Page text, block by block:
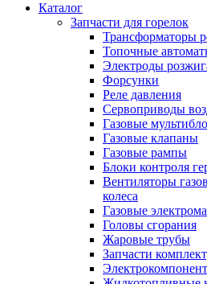
Каталог
Запчасти для горелок
Трансформаторы
Топочные
Электроды
Форсунки
Реле давления
Сервоприводы
Газовые
Газовые клапаны
Газовые рампы
Блоки контроля
Вентиляторы
колеса
Газовые
Головы сгорания
Жаровые трубы
Запчасти